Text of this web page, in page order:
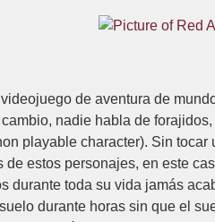
de aventura de
nadie habla de
playable character). Sin
estos personajes, en este
durante toda su vida jamás
durante horas sin que el